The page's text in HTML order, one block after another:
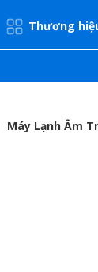
Thương
Máy Lạnh Âm